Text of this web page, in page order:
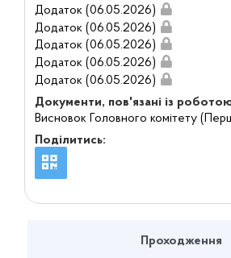
Додаток (06.05.2026)
Додаток (06.05.2026)
Додаток (06.05.2026)
Додаток (06.05.2026)
Додаток (06.05.2026)
Документи, пов'язані із
Висновок Головного комітету
Поділитись:
Проходження